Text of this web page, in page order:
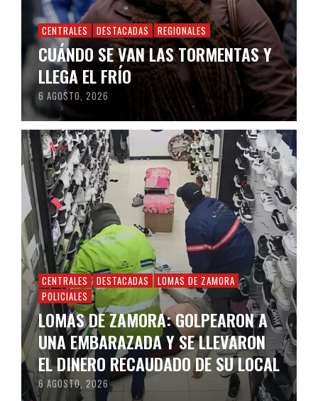
CENTRALES DESTACADAS REGIONALES
CUÁNDO SE VAN LAS TORMENTAS Y
LLEGA EL FRÍO
6 AGOSTO, 2026
CENTRALES DESTACADAS
LOMAS DE ZAMORA
POLICIALES
LOMAS DE ZAMORA: GOLPEARON A
UNA EMBARAZADA Y SE LLEVARON
EL DINERO RECAUDADO DE SU LOCAL
6 AGOSTO, 2026